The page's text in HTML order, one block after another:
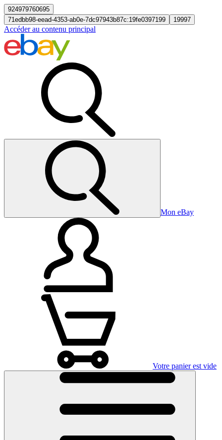
924979760695
71edbb98-eead-4353-ab0e-7dc97943b87c:19fe0397199
19997
Accéder au contenu principal
Mon eBay
Votre panier est vide